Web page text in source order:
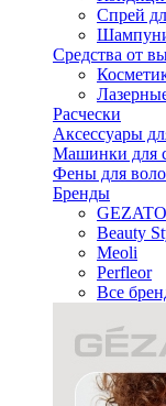
Спрей
Средства от
Расчески
Аксессуары
Машинки для
Фены для
Бренды
Beauty
Meoli
Perfleor
Все